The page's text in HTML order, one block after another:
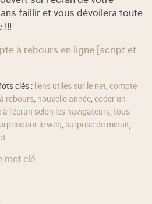
faillir et vous dévoilera toute
!!!
à rebours en ligne [script et
clés : liens utiles sur le net,compte
rebours, nouvelle année,coder un
l'écran selon les navigateurs,tous
sur le web, surprise de minuit,
mot clé